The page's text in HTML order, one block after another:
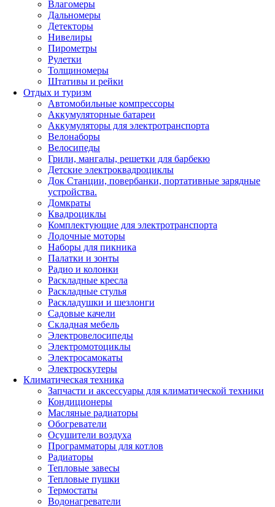
Влагомеры
Дальномеры
Детекторы
Нивелиры
Пирометры
Рулетки
Толщиномеры
Штативы и рейки
Отдых и туризм
Автомобильные компрессоры
Аккумуляторные батареи
Аккумуляторы для электротранспорта
Велонаборы
Велосипеды
Грили, мангалы, решетки для барбекю
Детские электроквадроциклы
Док Станции, повербанки, портативные зарядные
устройства.
Домкраты
Квадроциклы
Комплектующие для электротранспорта
Лодочные моторы
Наборы для пикника
Палатки и зонты
Радио и колонки
Раскладные кресла
Раскладные стулья
Раскладушки и шезлонги
Садовые качели
Складная мебель
Электровелосипеды
Электромотоциклы
Электросамокаты
Электроскутеры
Климатическая техника
Запчасти и аксессуары для климатической техники
Кондиционеры
Масляные радиаторы
Обогреватели
Осушители воздуха
Программаторы для котлов
Радиаторы
Тепловые завесы
Тепловые пушки
Термостаты
Водонагреватели